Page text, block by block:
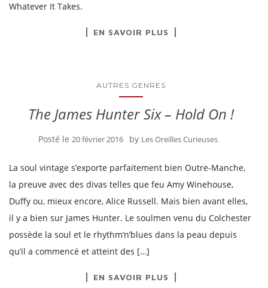
Whatever It Takes.
EN SAVOIR PLUS
AUTRES GENRES
The James Hunter Six – Hold On !
Posté le 20 février 2016 by Les Oreilles Curieuses
La soul vintage s’exporte parfaitement bien Outre-Manche,
la preuve avec des divas telles que feu Amy Winehouse,
Duffy ou, mieux encore, Alice Russell. Mais bien avant elles,
il y a bien sur James Hunter. Le soulmen venu du Colchester
possède la soul et le rhythm’n’blues dans la peau depuis
qu’il a commencé et atteint des […]
EN SAVOIR PLUS